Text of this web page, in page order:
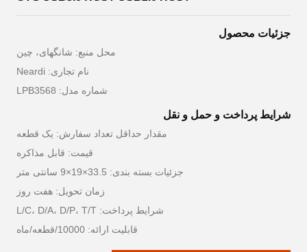
جزئیات محصول
محل منبع: شانگهای، چین
نام تجاری: Neardi
شماره مدل: LPB3568
شرایط پرداخت و حمل و نقل
مقدار حداقل تعداد سفارش: یک قطعه
قیمت: قابل مذاکره
جزئیات بسته بندی: 33.5×19×9 سانتی متر
زمان تحویل: هفت روز
شرایط پرداخت: L/C، D/A، D/P، T/T
قابلیت ارائه: 10000/قطعه/ماه